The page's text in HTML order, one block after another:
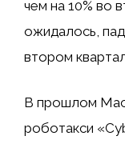
чем на 10% во
ожидалось,
втором
В прошлом
роботакси